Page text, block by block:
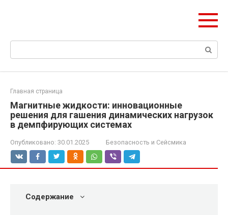
Поиск:
Главная страница
Магнитные жидкости: инновационные
решения для гашения динамических нагрузок
в демпфирующих системах
Опубликовано: 30.01.2025 Безопасность и Сейсмика
Содержание